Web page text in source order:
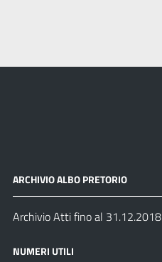
ARCHIVIO ALBO PRETORIO
Archivio Atti fino al 31.12.2018
NUMERI UTILI